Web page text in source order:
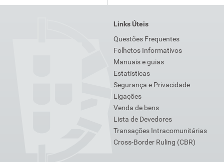
Links Úteis
Questões Frequentes
Folhetos Informativos
Manuais e guias
Estatísticas
Segurança e Privacidade
Ligações
Venda de bens
Lista de Devedores
Transações Intracomunitárias
Cross-Border Ruling (CBR)